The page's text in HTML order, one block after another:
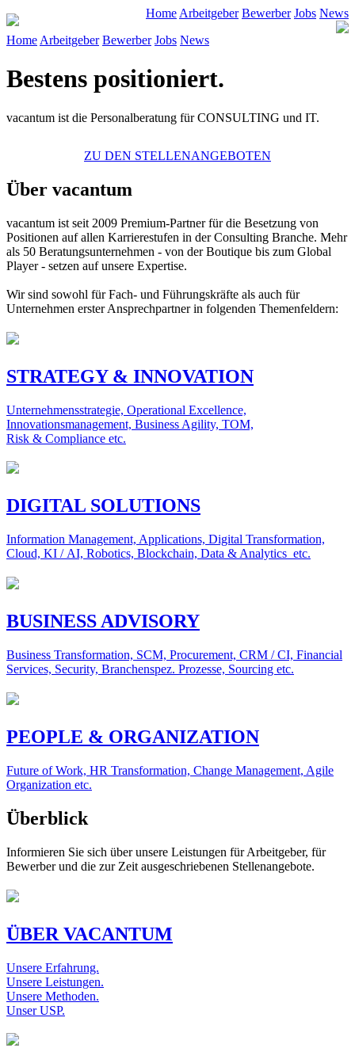
Home Arbeitgeber Bewerber Jobs News
Home Arbeitgeber Bewerber Jobs News
Bestens positioniert.
vacantum ist die Personalberatung für CONSULTING und IT.
ZU DEN STELLENANGEBOTEN
Über vacantum
vacantum ist seit 2009 Premium-Partner für die Besetzung von
Positionen auf allen Karrierestufen in der Consulting Branche. Mehr
als 50 Beratungsunternehmen - von der Boutique bis zum Global
Player - setzen auf unsere Expertise.
Wir sind sowohl für Fach- und Führungskräfte als auch für
Unternehmen erster Ansprechpartner in folgenden Themenfeldern:
STRATEGY & INNOVATION
Unternehmensstrategie, Operational Excellence,
Innovationsmanagement, Business Agility, TOM,
Risk & Compliance etc.
DIGITAL SOLUTIONS
Information Management, Applications, Digital Transformation,
Cloud, KI / AI, Robotics, Blockchain, Data & Analytics etc.
BUSINESS ADVISORY
Business Transformation, SCM, Procurement, CRM / CI, Financial
Services, Security, Branchenspez. Prozesse, Sourcing etc.
PEOPLE & ORGANIZATION
Future of Work, HR Transformation, Change Management, Agile
Organization etc.
Überblick
Informieren Sie sich über unsere Leistungen für Arbeitgeber, für
Bewerber und die zur Zeit ausgeschriebenen Stellenangebote.
ÜBER VACANTUM
Unsere Erfahrung.
Unsere Leistungen.
Unsere Methoden.
Unser USP.